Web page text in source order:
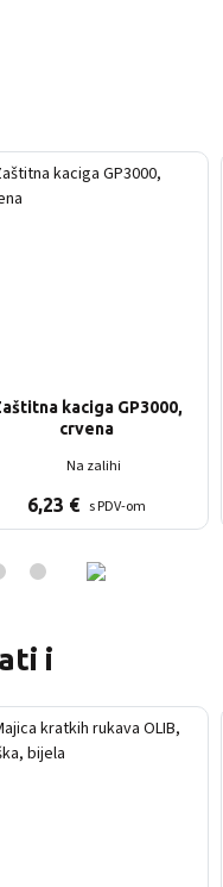
kaciga GP3000,
crvena
Na zalihi
6,23 € s PDV-om
i